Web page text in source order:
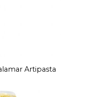
Artipasta